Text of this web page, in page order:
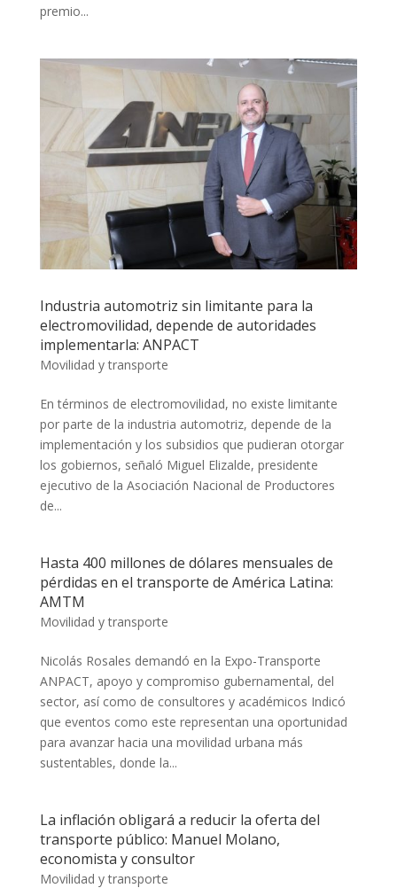
premio...
Industria automotriz sin limitante para la
electromovilidad, depende de autoridades
implementarla: ANPACT
Movilidad y transporte
En términos de electromovilidad, no existe limitante
por parte de la industria automotriz, depende de la
implementación y los subsidios que pudieran otorgar
los gobiernos, señaló Miguel Elizalde, presidente
ejecutivo de la Asociación Nacional de Productores
de...
Hasta 400 millones de dólares mensuales de
pérdidas en el transporte de América Latina:
AMTM
Movilidad y transporte
Nicolás Rosales demandó en la Expo-Transporte
ANPACT, apoyo y compromiso gubernamental, del
sector, así como de consultores y académicos Indicó
que eventos como este representan una oportunidad
para avanzar hacia una movilidad urbana más
sustentables, donde la...
La inflación obligará a reducir la oferta del
transporte público: Manuel Molano,
economista y consultor
Movilidad y transporte